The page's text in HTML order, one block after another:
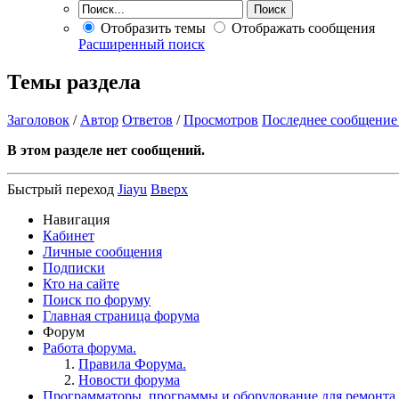
Отобразить темы
Отображать сообщения
Расширенный поиск
Темы раздела
Заголовок / Автор Ответов /Просмотров Последнее сообщение
В этом разделе нет сообщений.
Быстрый переход Jiayu Вверх
Навигация
Кабинет
Личные сообщения
Подписки
Кто на сайте
Поиск по форуму
Главная страница форума
Форум
Работа форума.
Правила Форума.
Новости форума
Программаторы, программы и оборудование для ремонта.